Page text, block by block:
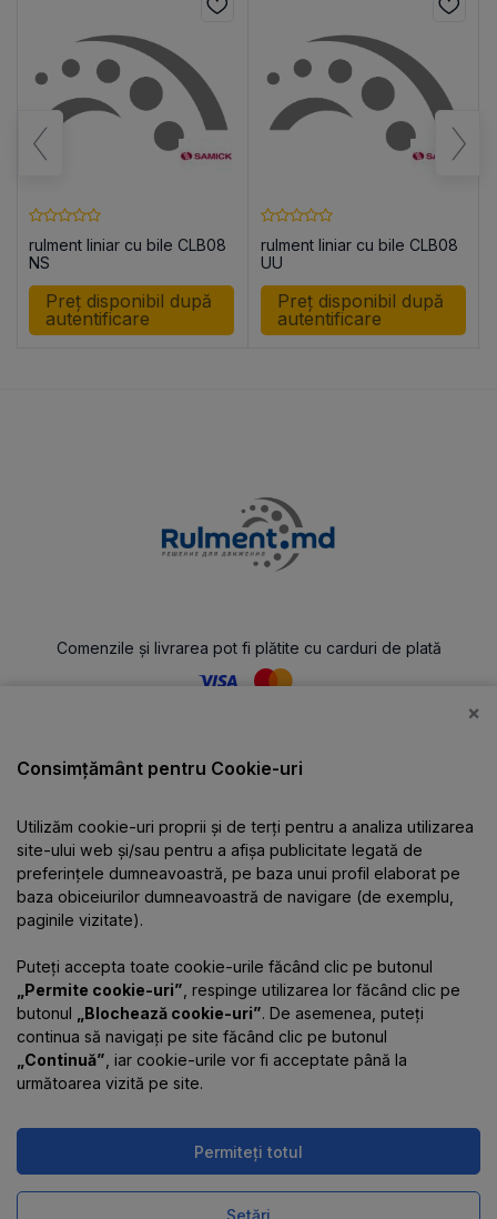
rulment liniar cu bile CLB08
NS
Preț disponibil după
autentificare
rulment liniar cu bile CLB08
UU
Preț disponibil după
autentificare
Comenzile și livrarea pot fi plătite cu carduri de plată
Catalog
Despre companie
Informații
Contacte
Magazinul online funcționează
×
Consimțământ pentru Cookie-uri
Utilizăm cookie-uri proprii și de terți pentru a analiza utilizarea
site-ului web și/sau pentru a afișa publicitate legată de
preferințele dumneavoastră, pe baza unui profil elaborat pe
baza obiceiurilor dumneavoastră de navigare (de exemplu,
paginile vizitate).
Puteți accepta toate cookie-urile făcând clic pe butonul
„Permite cookie-uri” , respinge utilizarea lor făcând clic pe
butonul
„Blochează cookie-uri”. De asemenea, puteți
continua să navigați pe site făcând clic pe butonul
„Continuă” , iar cookie-urile vor fi acceptate până la
următoarea vizită pe site.
Permiteți totul
Setări